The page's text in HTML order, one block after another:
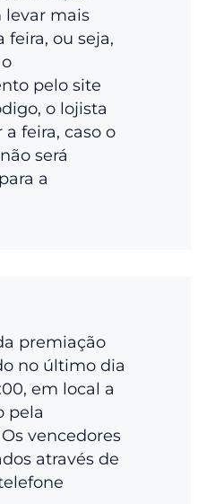
levar mais
feira, ou seja,
pelo site
o lojista
feira, caso o
será
a
premiação
no último dia
em local a
pela
vencedores
através de